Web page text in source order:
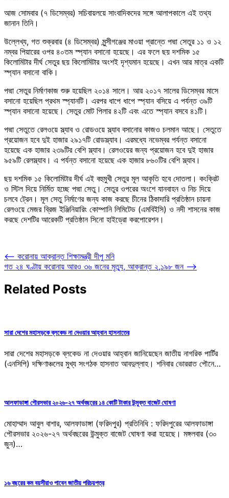
আজ সোমবার (৭ ডিসেম্বর) সচিবায়লয়ে সাংবাদিকদের সঙ্গে আলাপকালে এই তথ্য
জানান তিনি।
উল্লেখ্য, গত শুক্রবার (৪ ডিসেম্বর) মুন্সীগঞ্জের মাওয়া প্রান্তে পদ্মা সেতুর ১১ ও ১২
নম্বর পিয়ারের ওপর ৪০তম স্প্যান বসানো হয়েছে। এর ফলে ছয় দশমিক ১৫
কিলোমিটার দীর্ঘ সেতুর ছয় কিলোমিটার অংশই দৃশ্যমান হয়েছে। এখন আর মাত্র একটি
স্প্যান বসানো বাকি।
পদ্মা সেতুর নির্মাণকাজ শুরু হয়েছিল ২০১৪ সালে। আর ২০১৭ সালের ডিসেম্বর মাসে
বসানো হয়েছিল প্রথম স্প্যানটি। এরপর ধাপে ধাপে স্প্যান বসিয়ে এ পর্যন্ত ৩৯টি
স্প্যান বসানো হয়েছে। সেতুর মোট পিলার ৪২টি এবং এতে স্প্যান বসবে ৪১টি।
পদ্মা সেতুতে রেলওয়ে স্ল্যাব ও রোডওয়ে স্ল্যাব বসানোর কাজও চলমান আছে। সেতুতে
প্রয়োজন হবে দুই হাজার ২৯১৭টি রোডস্ল্যাব। এরমধ্যে নভেম্বর পর্যন্ত বসানো
হয়েছে এক হাজার ২৩৯টির বেশি স্ল্যাব। রেলওয়ের জন্য প্রয়োজন হবে দুই হাজার
৯৫৯টি রেলস্ল্যাব। এ পর্যন্ত বসানো হয়েছে এক হাজার ৮৬০টির বেশি স্ল্যাব।
ছয় দশমিক ১৫ কিলোমিটার দীর্ঘ এই বহুমুখী সেতুর মূল আকৃতি হবে দোতলা। কংক্রিট
ও স্টিল দিয়ে নির্মিত হচ্ছে পদ্মা সেতু। সেতুর ওপরের অংশে যানবাহন ও নিচ দিয়ে
চলবে ট্রেন। মূল সেতু নির্মাণের জন্য কাজ করছে চীনের ঠিকাদারি প্রতিষ্ঠান চায়না
রেলওয়ে মেজর ব্রিজ ইঞ্জিনিয়ারিং কোম্পানি লিমিটেড (এমবিইসি) ও নদী শাসনের কাজ
করছে দেশটির আরেকটি প্রতিষ্ঠান সিনো হাইড্রো করপোরেশন।
Post
navigation
⟵ করোনায় আক্রান্ত শিক্ষামন্ত্রী দীপু মনি
গত ২৪ ঘণ্টায় করোনায় আরও ৩৬ জনের মৃত্যু, আক্রান্ত ২,১৯৮ জন ⟶
Related Posts
সারা দেশের মহাসড়কে ব্লকেড না দেওয়ার আহ্বান হাসনাতের
সারা দেশের মহাসড়কে ব্লকেড না দেওয়ার আহ্বান জানিয়েছেন জাতীয় নাগরিক পার্টির
(এনসিপি) দক্ষিণাঞ্চলের মুখ্য সংগঠক হাসনাত আবদুল্লাহ। শনিবার ভোররাত পৌনে…
আলফাডাঙ্গা পৌরসভার ২০২৬-২৭ অর্থবছরের ১৪ কোটি টাকার উন্মুক্ত বাজেট ঘোষণা
মোহাম্মাদ আবুল বাশার, আলফাডাঙ্গা (ফরিদপুর) প্রতিনিধি : ফরিদপুরের আলফাডাঙ্গা
পৌরসভার ২০২৬-২৭ অর্থবছরের উন্মুক্ত বাজেট ঘোষণা করা হয়েছে। মঙ্গলবার (৩০
জুন)…
১৬ বছরের কম বয়সীরাও পাবেন জাতীয় পরিচয়পত্র